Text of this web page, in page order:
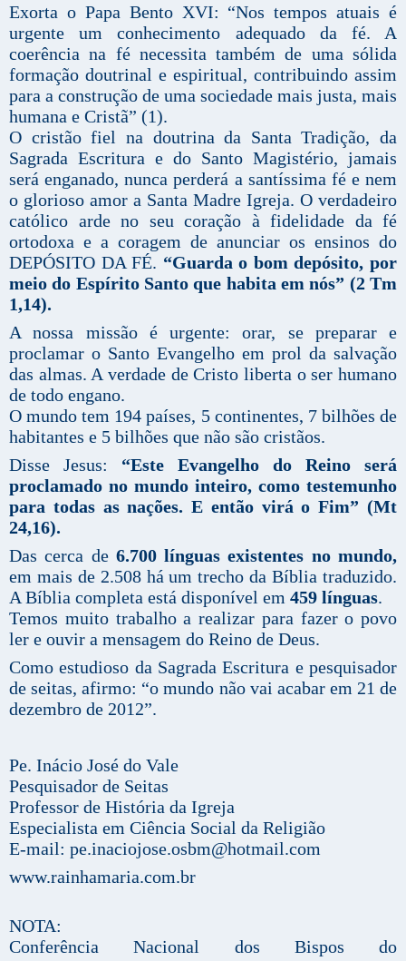
Exorta o Papa Bento XVI: “Nos tempos atuais é
urgente um conhecimento adequado da fé. A
coerência na fé necessita também de uma sólida
formação doutrinal e espiritual, contribuindo assim
para a construção de uma sociedade mais justa, mais
humana e Cristã” (1).
O cristão fiel na doutrina da Santa Tradição, da
Sagrada Escritura e do Santo Magistério, jamais
será enganado, nunca perderá a santíssima fé e nem
o glorioso amor a Santa Madre Igreja. O verdadeiro
católico arde no seu coração à fidelidade da fé
ortodoxa e a coragem de anunciar os ensinos do
DEPÓSITO DA FÉ. “Guarda o bom depósito, por
meio do Espírito Santo que habita em nós” (2 Tm
1,14).
A nossa missão é urgente: orar, se preparar e
proclamar o Santo Evangelho em prol da salvação
das almas. A verdade de Cristo liberta o ser humano
de todo engano.
O mundo tem 194 países, 5 continentes, 7 bilhões de
habitantes e 5 bilhões que não são cristãos.
Disse Jesus: “Este Evangelho do Reino será
proclamado no mundo inteiro, como testemunho
para todas as nações. E então virá o Fim” (Mt
24,16).
Das cerca de 6.700 línguas existentes no mundo,
em mais de 2.508 há um trecho da Bíblia traduzido.
A Bíblia completa está disponível em 459 línguas.
Temos muito trabalho a realizar para fazer o povo
ler e ouvir a mensagem do Reino de Deus.
Como estudioso da Sagrada Escritura e pesquisador
de seitas, afirmo: “o mundo não vai acabar em 21 de
dezembro de 2012”.
Pe. Inácio José do Vale
Pesquisador de Seitas
Professor de História da Igreja
Especialista em Ciência Social da Religião
E-mail: pe.inaciojose.osbm@hotmail.com
www.rainhamaria.com.br
NOTA:
Conferência Nacional dos Bispos do